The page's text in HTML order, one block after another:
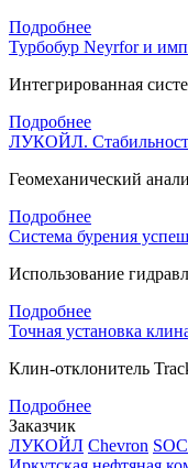
Подробнее
Турбобур Neyrfor и
Интегрированная
Подробнее
ЛУКОЙЛ.
Геомеханический
Подробнее
Система бурения
Использование
Подробнее
Точная установка
Клин-отклонитель
Подробнее
Заказчик
ЛУКОЙЛ Chevron